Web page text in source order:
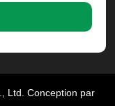
Ltd. Conception par